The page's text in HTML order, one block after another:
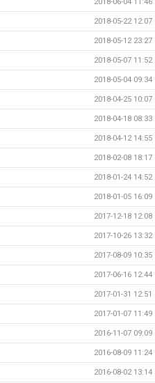
2018-05-22 12:07
2018-05-12 23:27
2018-05-07 11:52
2018-05-04 09:34
2018-04-25 10:07
2018-04-18 08:33
2018-04-12 14:55
2018-02-08 18:17
2018-01-24 14:52
2018-01-05 16:09
2017-12-18 12:08
2017-10-26 13:32
2017-08-09 10:35
2017-06-16 12:44
2017-01-31 12:51
2017-01-07 11:49
2016-11-07 09:09
2016-08-09 11:24
2016-08-02 13:14